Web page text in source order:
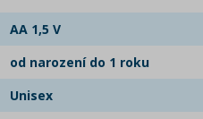
AA 1,5 V
od narození do 1 roku
Unisex